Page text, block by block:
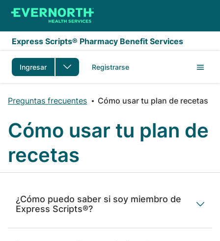
Saltar al contenido principal
Express Scripts® Pharmacy Benefit Services
Ingresar Registrarse
Preguntas frecuentes Cómo usar tu plan de recetas
Cómo usar tu plan de
recetas
¿Cómo puedo saber si soy miembro de
Express Scripts®?